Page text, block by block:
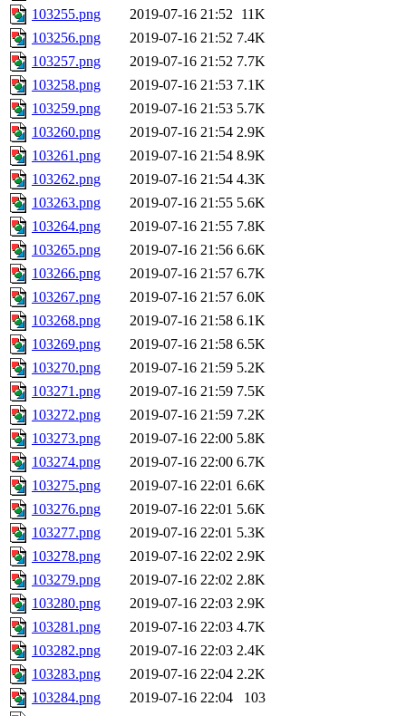
103255.png
2019-07-16 21:52 11K
103256.png
2019-07-16 21:52 7.4K
103257.png
2019-07-16 21:52 7.7K
103258.png
2019-07-16 21:53 7.1K
103259.png
2019-07-16 21:53 5.7K
103260.png
2019-07-16 21:54 2.9K
103261.png
2019-07-16 21:54 8.9K
103262.png
2019-07-16 21:54 4.3K
103263.png
2019-07-16 21:55 5.6K
103264.png
2019-07-16 21:55 7.8K
103265.png
2019-07-16 21:56 6.6K
103266.png
2019-07-16 21:57 6.7K
103267.png
2019-07-16 21:57 6.0K
103268.png
2019-07-16 21:58 6.1K
103269.png
2019-07-16 21:58 6.5K
103270.png
2019-07-16 21:59 5.2K
103271.png
2019-07-16 21:59 7.5K
103272.png
2019-07-16 21:59 7.2K
103273.png
2019-07-16 22:00 5.8K
103274.png
2019-07-16 22:00 6.7K
103275.png
2019-07-16 22:01 6.6K
103276.png
2019-07-16 22:01 5.6K
103277.png
2019-07-16 22:01 5.3K
103278.png
2019-07-16 22:02 2.9K
103279.png
2019-07-16 22:02 2.8K
103280.png
2019-07-16 22:03 2.9K
103281.png
2019-07-16 22:03 4.7K
103282.png
2019-07-16 22:03 2.4K
103283.png
2019-07-16 22:04 2.2K
103284.png
2019-07-16 22:04
103